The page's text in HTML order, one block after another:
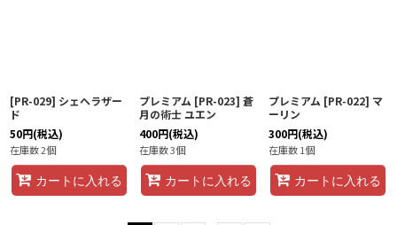
[PR-029] シェヘラザー
ド
50円(税込)
在庫数 2個
カートに入れる
プレミアム [PR-023] 蒼
月の術士 ユエン
400円(税込)
在庫数 3個
カートに入れる
プレミアム [PR-022] マ
ーリン
300円(税込)
在庫数 1個
カートに入れる